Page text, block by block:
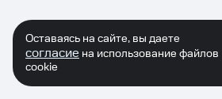
Оставаясь на сайте, вы даете
согласие на использование файлов
cookie